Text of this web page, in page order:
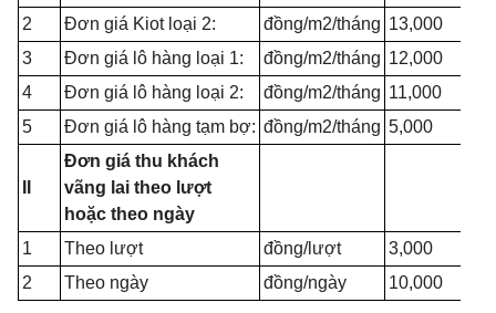
2
Đơn giá Kiot loại 2: đồng/m2/tháng 13,000
3
Đơn giá lô hàng loại 1: đồng/m2/tháng 12,000
4
Đơn giá lô hàng loại 2: đồng/m2/tháng 11,000
5
Đơn giá lô hàng tạm bợ: đồng/m2/tháng 5,000
Đơn giá thu khách
vãng lai theo lượt
hoặc theo ngày
1
Theo lượt đồng/lượt
3,000
2
Theo ngày đồng/ngày 10,000